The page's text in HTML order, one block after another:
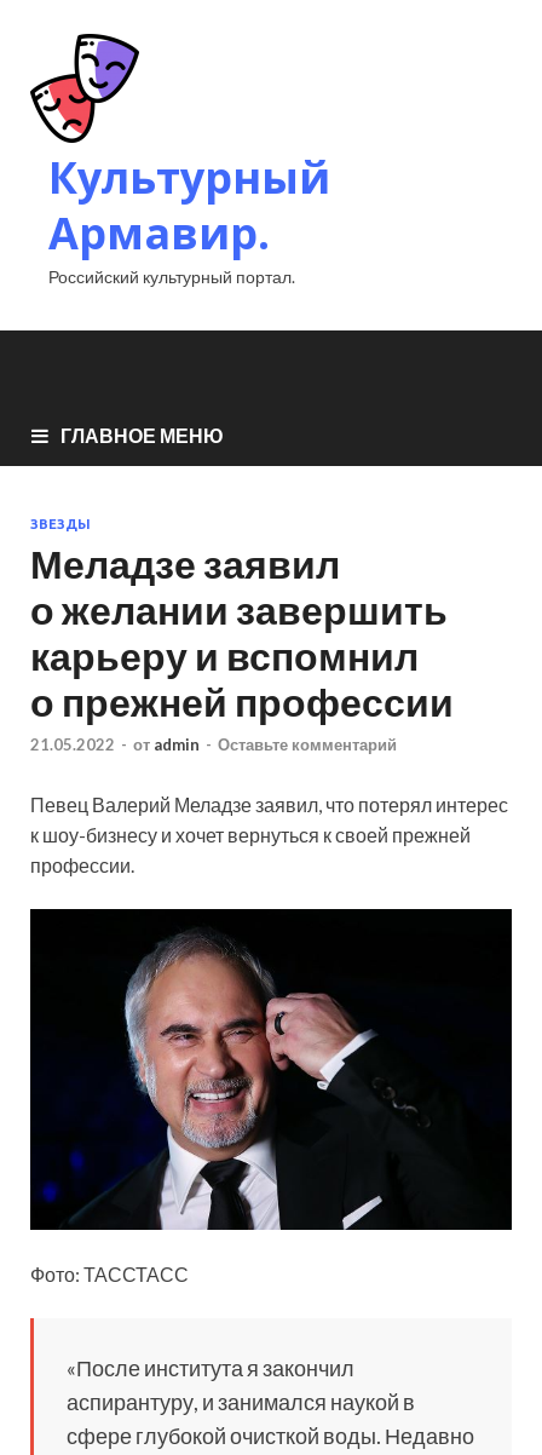
Культурный
Армавир.
Российский культурный портал.
ГЛАВНОЕ МЕНЮ
ЗВЕЗДЫ
Меладзе заявил
о желании завершить
карьеру и вспомнил
о прежней профессии
21.05.2022 - от admin - Оставьте комментарий
Певец Валерий Меладзе заявил, что потерял интерес
к шоу-бизнесу и хочет вернуться к своей прежней
профессии.
Фото: ТАССТАСС
«После института я закончил
аспирантуру, и занимался наукой в
сфере глубокой очисткой воды. Недавно